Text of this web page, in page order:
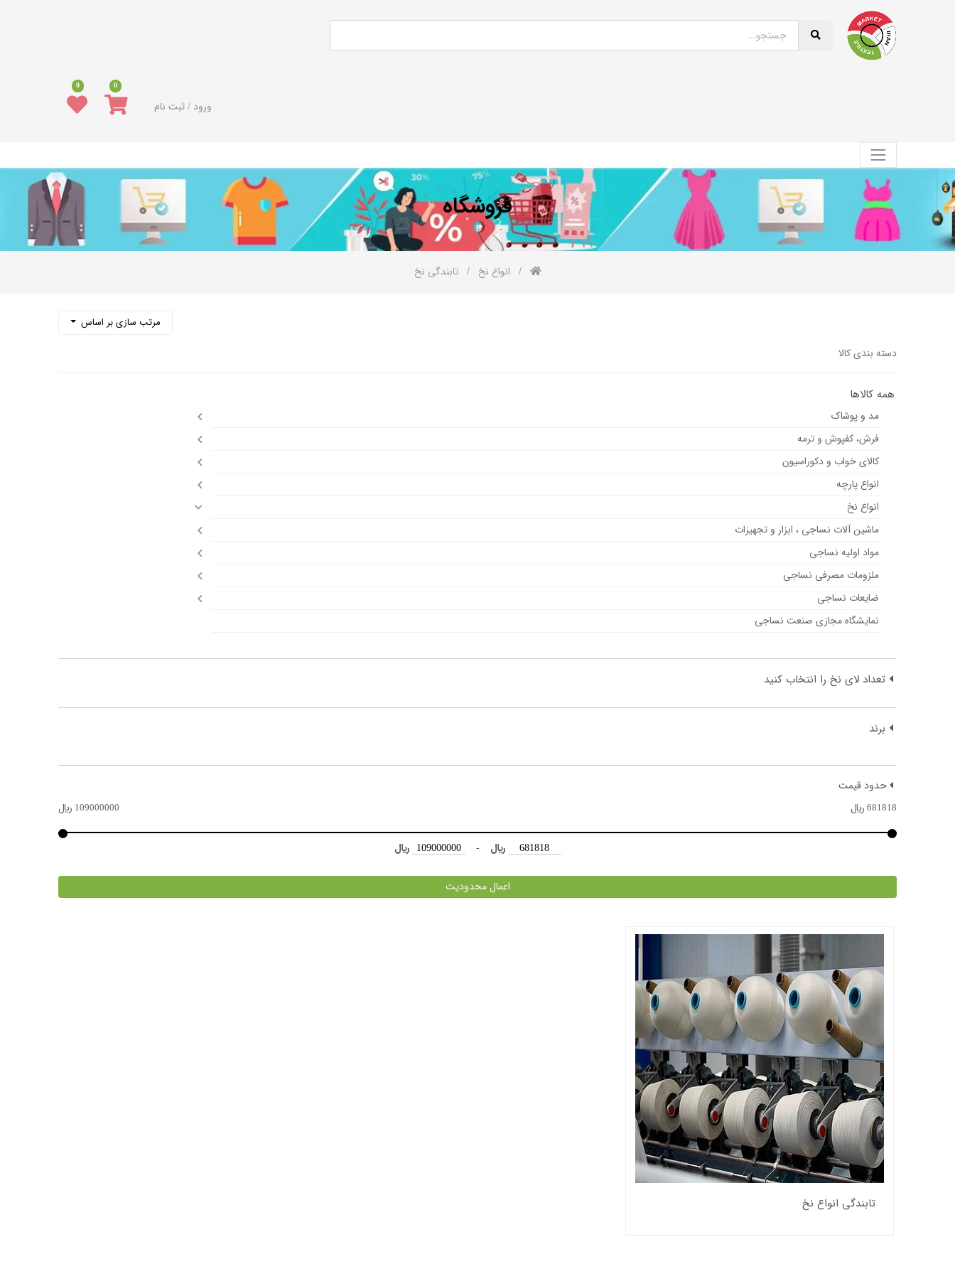
ورود / ثبت نام
0
0
فروشگاه
انواع نخ تابندگی نخ
مرتب سازی بر اساس
دسته بندی کالا
همه کالاها
مد و پوشاک
فرش، کفپوش و ترمه
کالای خواب و دکوراسیون
انواع پارچه
انواع نخ
ماشین آلات نساجی ، ابزار و تجهیزات
مواد اولیه نساجی
ملزومات مصرفی نساجی
ضایعات نساجی
نمایشگاه مجازی صنعت نساجی
تعداد لای نخ را انتخاب کنید
برند
حدود قیمت
681818 ﷼ 109000000 ﷼
﷼ - ﷼
اعمال محدودیت
تابندگی انواع نخ